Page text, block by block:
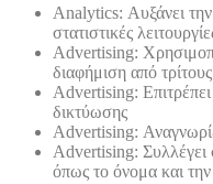
Analytics: Αυξάνει την
στατιστικές
Advertising:
διαφήμιση από τρίτους
Advertising:
δικτύωσης
Advertising:
Advertising: Συλλέγει
όπως το όνομα και